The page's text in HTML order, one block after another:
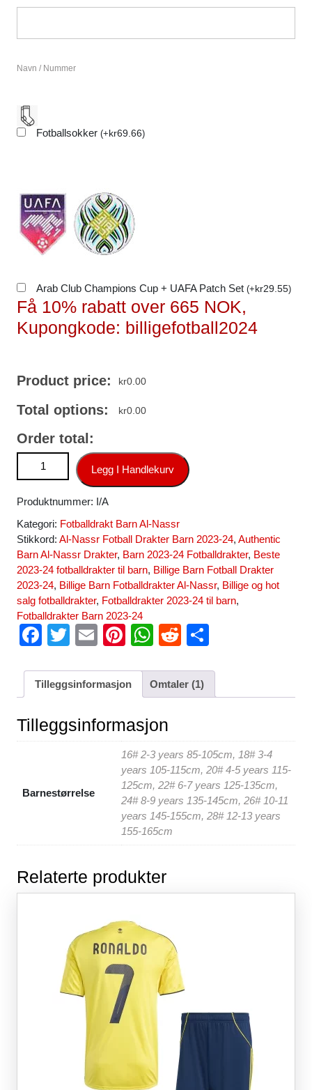
Navn / Nummer
Fotballsokker (+kr69.66)
Arab Club Champions Cup + UAFA Patch Set (+kr29.55)
Få 10% rabatt over 665 NOK,
Kupongkode: billigefotball2024
Product price: kr0.00
Total options: kr0.00
Order total:
Al-Nassr Fotballdrakt Barn Hjemmedrakt 2023-24 Kortermet
(+ Korte bukser) antallLegg I Handlekurv
Produktnummer: I/A
Kategori: Fotballdrakt Barn Al-Nassr
Stikkord: Al-Nassr Fotball Drakter Barn 2023-24, Authentic
Barn Al-Nassr Drakter, Barn 2023-24 Fotballdrakter, Beste
2023-24 fotballdrakter til barn, Billige Barn Fotball Drakter
2023-24, Billige Barn Fotballdrakter Al-Nassr, Billige og hot
salg fotballdrakter, Fotballdrakter 2023-24 til barn,
Fotballdrakter Barn 2023-24
F
c
b
o
k
T
tt
E
ail
Pi
er
st
W
at
s
A
p
p
R
d
di
ar
e
Tilleggsinformasjon Omtaler (1)
Tilleggsinformasjon
Barnestørrelse
16# 2-3 years 85-105cm, 18# 3-4
years 105-115cm, 20# 4-5 years 115-
125cm, 22# 6-7 years 125-135cm,
24# 8-9 years 135-145cm, 26# 10-11
years 145-155cm, 28# 12-13 years
155-165cm
Relaterte produkter